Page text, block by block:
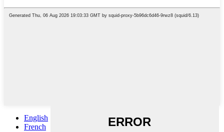
English
French